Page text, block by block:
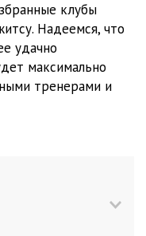
клубы
Надеемся, что
удачно
максимально
тренерами и